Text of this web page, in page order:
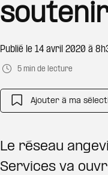
Publié le 14 avril 2020 à
5 min de lecture
Ajouter à ma
Le réseau
Services va